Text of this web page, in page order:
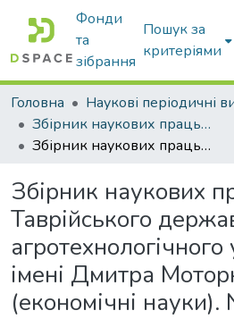
Фонди
та
зібрання
Пошук за
критеріями
Головна
Збірник наукових праць Таврійського державного агротехнологічного університету (економічні науки)
Збірник наукових праць Таврійського державного агротехнологічного університету імені Дмитра Моторного (економічні науки). № 1 (39)
Збірник наукових
Таврійського
агротехнологічного
імені Дмитра
(економічні